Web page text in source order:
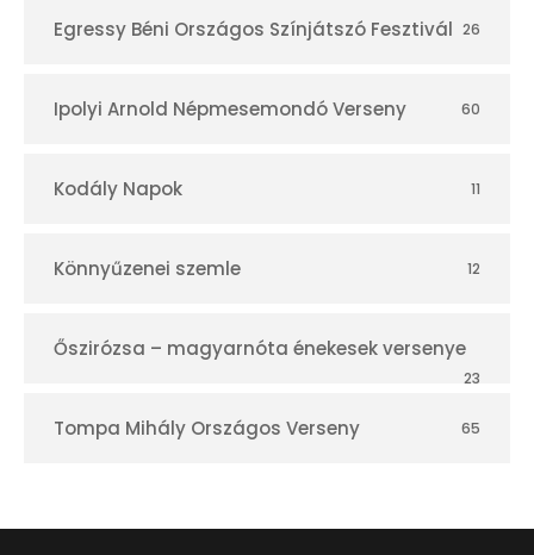
Egressy Béni Országos Színjátszó Fesztivál 26
Ipolyi Arnold Népmesemondó Verseny 60
Kodály Napok 11
Könnyűzenei szemle 12
Őszirózsa – magyarnóta énekesek versenye
23
Tompa Mihály Országos Verseny 65